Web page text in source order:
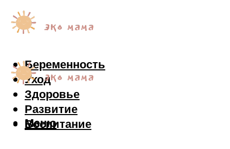
Беременность
Уход
Здоровье
Развитие
Воспитание
Меню